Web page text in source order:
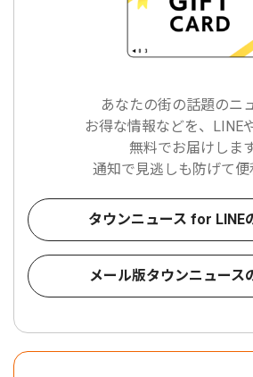
あなたの街の話題のニ
お得な情報などを、LINE
無料でお届けします
通知で見逃しも防げて便
タウンニュース for LINE
メール版タウンニュース